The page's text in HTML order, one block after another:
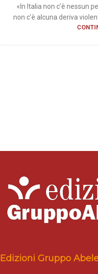
«In Italia non c’è nessun
non c’è alcuna deriva
Edizioni Gruppo